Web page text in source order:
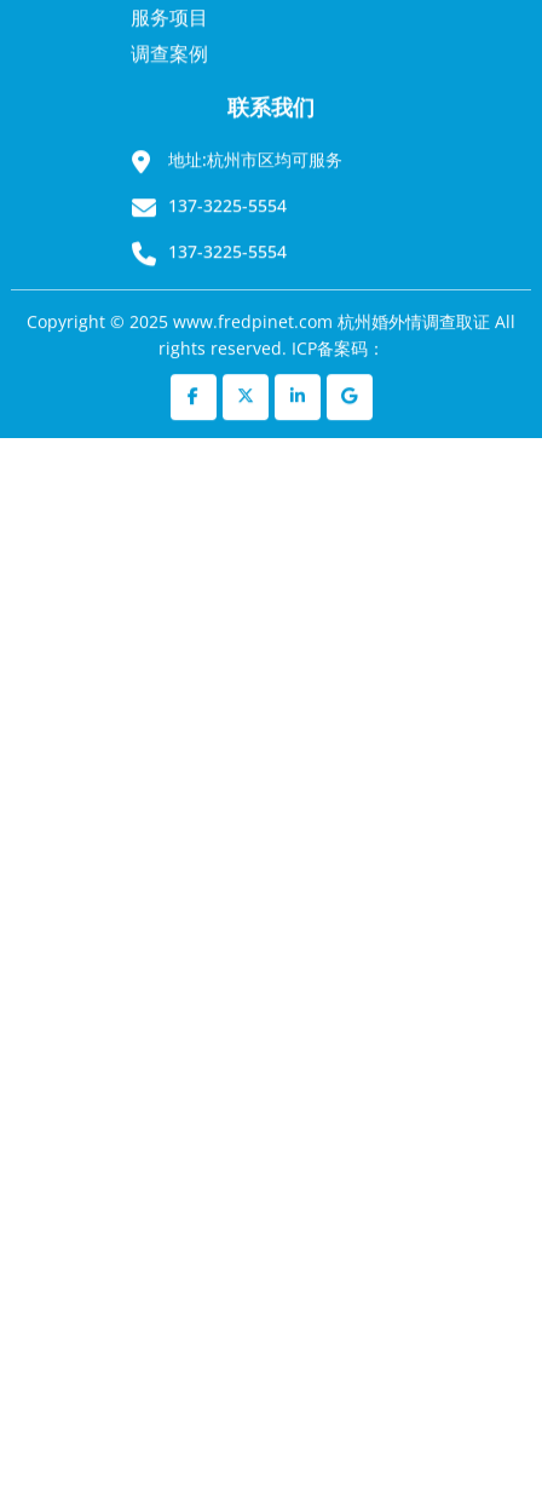
服务项目
调查案例
联系我们
地址:杭州市区均可服务
137-3225-5554
137-3225-5554
Copyright © 2025 www.fredpinet.com 杭州婚外情调查取证 All
rights reserved. ICP备案码：